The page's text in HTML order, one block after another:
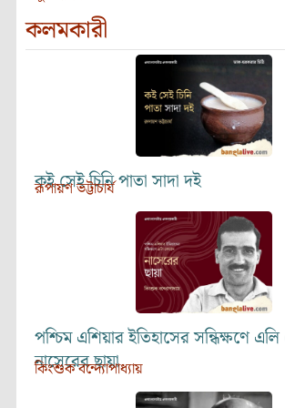
কলমকারী
কই সেই চিনি পাতা সাদা দই
রূপায়ণ ভট্টাচার্য
পশ্চিম এশিয়ার ইতিহাসের সন্ধিক্ষণে
নাসেরের ছায়া
কিংশুক বন্দ্যোপাধ্যায়